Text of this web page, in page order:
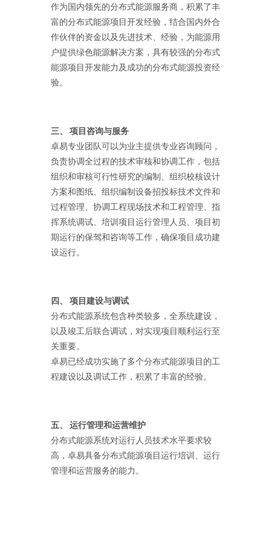
作为国内领先的分布式能源服务商，积累了丰
富的分布式能源项目开发经验，结合国内外合
作伙伴的资金以及先进技术、经验，为能源用
户提供绿色能源解决方案，具有较强的分布式
能源项目开发能力及成功的分布式能源投资经
验。
三、 项目咨询与服务
卓易专业团队可以为业主提供专业咨询顾问，
负责协调全过程的技术审核和协调工作，包括
组织和审核可行性研究的编制、组织校核设计
方案和图纸、组织编制设备招投标技术文件和
过程管理、协调工程现场技术和工程管理、指
挥系统调试、培训项目运行管理人员、项目初
期运行的保驾和咨询等工作，确保项目成功建
设运行。
四、 项目建设与调试
分布式能源系统包含种类较多，全系统建设，
以及竣工后联合调试，对实现项目顺利运行至
关重要。
卓易已经成功实施了多个分布式能源项目的工
程建设以及调试工作，积累了丰富的经验。
五、 运行管理和运营维护
分布式能源系统对运行人员技术水平要求较
高，卓易具备分布式能源项目运行培训、运行
管理和运营服务的能力。